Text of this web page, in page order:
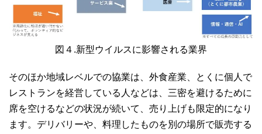
図４.新型ウイルスに影響される業界
そのほか地域レベルでの協業は、外食産業、とくに個人で
レストランを経営している人などは、三密を避けるために
席を空けるなどの状況が続いて、売り上げも限定的になり
ます。デリバリーや、料理したものを別の場所で販売する